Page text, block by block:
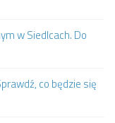
w Siedlcach. Do
co będzie się